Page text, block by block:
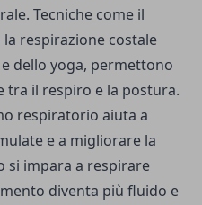
Tecniche come il
la respirazione costale
dello yoga, permettono
tra il respiro e la postura.
respiratorio aiuta a
e a migliorare la
si impara a respirare
diventa più fluido e